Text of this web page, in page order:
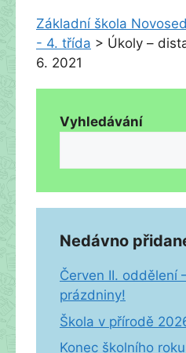
Základní škola
- 4. třída > Úkoly –
6. 2021
Vyhledávání
Nedávno
Červen II. oddělení
prázdniny!
Škola v přírodě
Konec školního